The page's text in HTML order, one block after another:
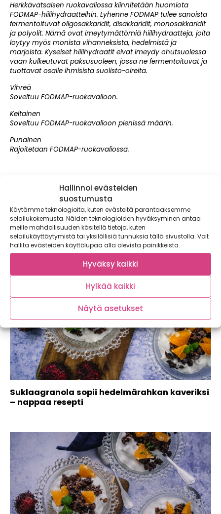
Hallinnoi evästeiden
suostumusta
Käytämme teknologioita, kuten evästeitä parantaaksemme
selailukokemusta. Näiden teknologioiden hyväksyminen antaa
meille mahdollisuuden käsitellä tietoja, kuten
selailukäyttäytymistä tai yksilöllisiä tunnuksia tällä sivustolla. Voit
hallita evästeiden käyttölupaa alla olevista painikkeista.
Hyväksy kaikki
Hylkää kaikki
Näytä asetukset
Herkkävatsaisen ruokavaliossa kiinnitetään huomiota
FODMAP-hiilihydraatteihin. Lyhenne FODMAP tulee sanoista
fermentoituvat oligosakkaridit, disakkaridit, monosakkaridit
ja polyolit. Nämä ovat imeytymättömiä hiilihydraatteja, joita
loytyy myös monista vihanneksista, hedelmistä ja
marjoista. Kyseiset hiilihydraatit eivat imeydy ohutsuolessa
vaan kulkeutuvat paksusuoleen, jossa ne fermentoituvat ja
tuottavat osalle ihmisistä suolisto-oireita.
Vihreä
Soveltuu FODMAP-ruokavalioon.
Keltainen
Soveltuu FODMAP-ruokavalioon pienissä määrin.
Punainen
Rajoitetaan FODMAP-ruokavaliossa.
Liittyvät artikkelit
Suklaagranola sopii hedelmärahkan kaveriksi
– nappaa resepti